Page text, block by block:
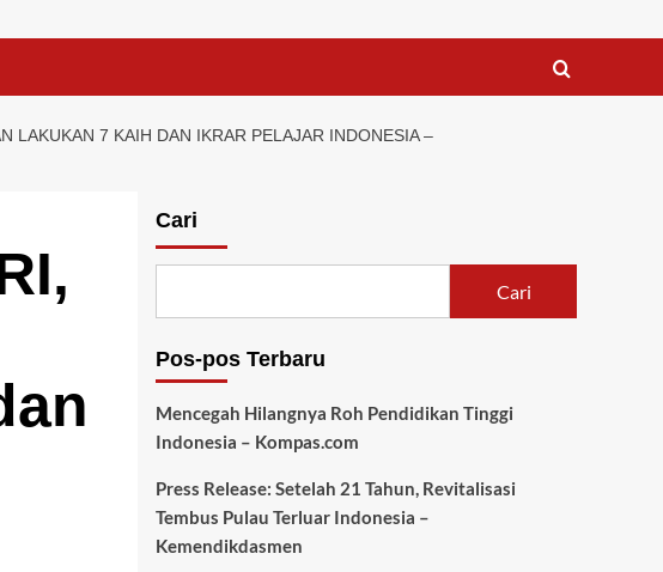
LAKUKAN 7 KAIH DAN IKRAR PELAJAR INDONESIA –
Cari
Cari
Pos-pos Terbaru
Mencegah Hilangnya Roh Pendidikan Tinggi
Indonesia – Kompas.com
Press Release: Setelah 21 Tahun, Revitalisasi
Tembus Pulau Terluar Indonesia –
Kemendikdasmen